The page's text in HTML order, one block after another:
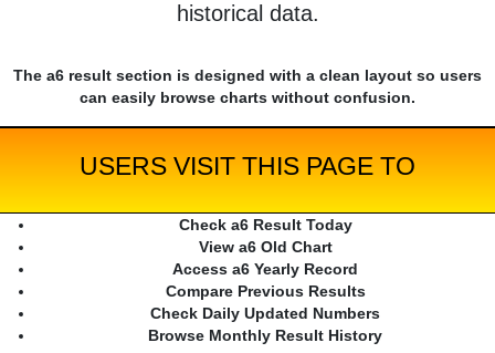
historical data.
The a6 result section is designed with a clean layout so users
can easily browse charts without confusion.
USERS VISIT THIS PAGE TO
Check a6 Result Today
View a6 Old Chart
Access a6 Yearly Record
Compare Previous Results
Check Daily Updated Numbers
Browse Monthly Result History